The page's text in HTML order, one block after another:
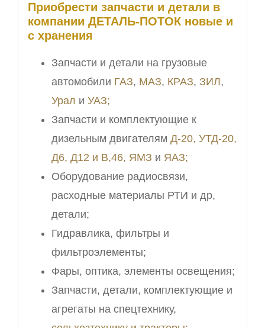
Приобрести запчасти и детали в
компании ДЕТАЛЬ-ПОТОК новые и
с хранения
Запчасти и детали на грузовые
автомобили ГАЗ, МАЗ, КРАЗ, ЗИЛ,
Урал и УАЗ;
Запчасти и комплектующие к
дизельным двигателям Д-20, УТД-20,
Д6, Д12 и В,46, ЯМЗ и ЯАЗ;
Оборудование радиосвязи,
расходные материалы РТИ и др,
детали;
Гидравлика, фильтры и
фильтроэлементы;
Фары, оптика, элементы освещения;
Запчасти, детали, комплектующие и
агрегаты на спецтехнику,